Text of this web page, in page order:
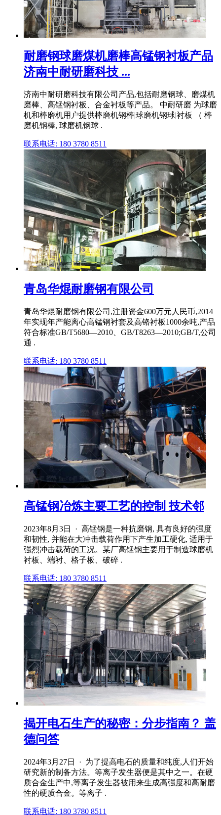
耐磨钢球磨煤机磨棒高锰钢衬板产品
济南中耐研磨科技 ...
济南中耐研磨科技有限公司产品,包括耐磨钢球、磨煤机
磨棒、高锰钢衬板、合金衬板等产品。 中耐研磨 为球磨
机和棒磨机用户提供棒磨机钢棒|球磨机钢球|衬板 （ 棒
磨机钢棒, 球磨机钢球 .
联系电话: 180 3780 8511
青岛华焜耐磨钢有限公司
青岛华焜耐磨钢有限公司,注册资金600万元人民币,2014
年实现年产能离心高锰钢衬套及高铬衬板1000余吨,产品
符合标准GB/T5680—2010、GB/T8263—2010;GB/T,公司
通 .
联系电话: 180 3780 8511
高锰钢冶炼主要工艺的控制 技术邻
2023年8月3日 · 高锰钢是一种抗磨钢, 具有良好的强度
和韧性, 并能在大冲击载荷作用下产生加工硬化, 适用于
强烈冲击载荷的工况。某厂高锰钢主要用于制造球磨机
衬板、端衬、格子板、破碎 .
联系电话: 180 3780 8511
揭开电石生产的秘密：分步指南？ 盖
德问答
2024年3月27日 · 为了提高电石的质量和纯度,人们开始
研究新的制备方法。等离子发生器便是其中之一。在硬
质合金生产中,等离子发生器被用来生成高强度和高耐磨
性的硬质合金。等离子 .
联系电话: 180 3780 8511